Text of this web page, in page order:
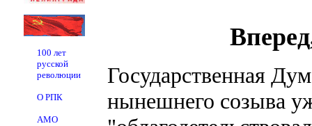
100 лет
русской
революции
О РПК
АМО
Государственная
нынешнего созыва